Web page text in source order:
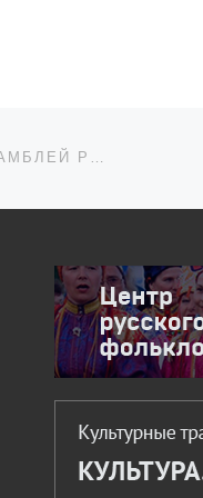
ТЕМАТИЧЕСКИЕ ПРОГРАММЫ ФОЛЬКЛОРНЫХ АНСАМБЛЕЙ РОССИИ (2 КОНЦЕРТ)